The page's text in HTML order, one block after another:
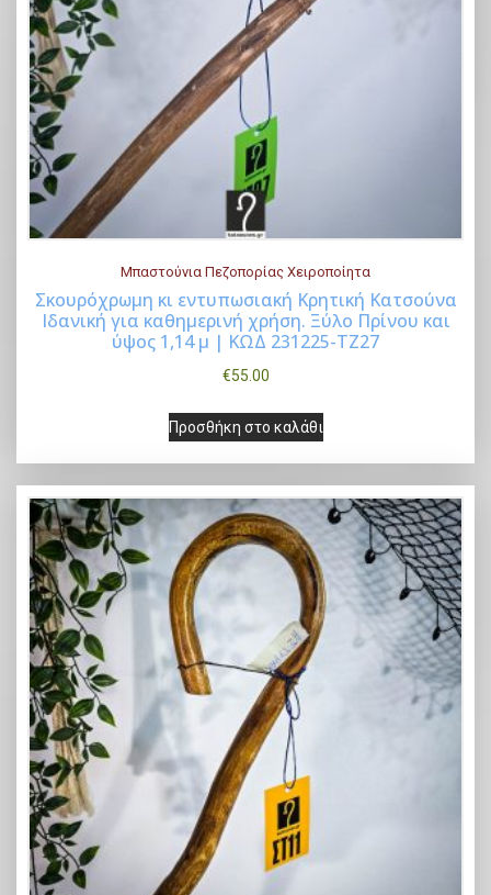
Buy Now
Μπαστούνια Πεζοπορίας Χειροποίητα
Σκουρόχρωμη κι εντυπωσιακή Κρητική Κατσούνα
Ιδανική για καθημερινή χρήση. Ξύλο Πρίνου και
ύψος 1,14 μ | ΚΩΔ 231225-ΤΖ27
€55.00
Προσθήκη στο καλάθι